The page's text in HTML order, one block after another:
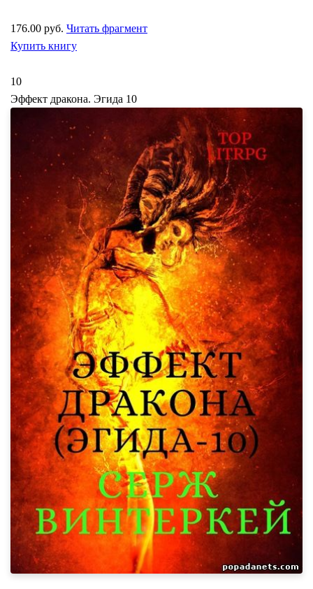
176.00 руб. Читать фрагмент
Купить книгу
10
Эффект дракона. Эгида 10